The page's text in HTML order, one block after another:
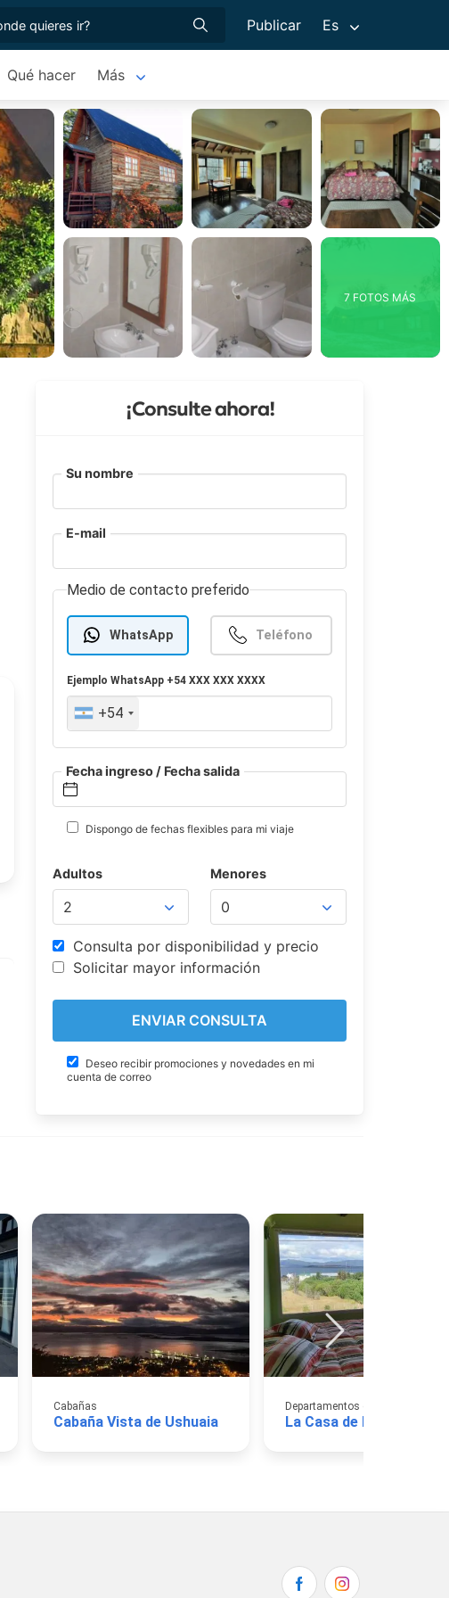
Publicar Es
Qué hacer Más
7 FOTOS MÁS
¡Consulte ahora!
Su nombre
E-mail
Medio de contacto preferido
WhatsApp Teléfono
EjemploWhatsApp +54 XXX XXX XXXX
+54
Fecha ingreso / Fecha salida
Dispongo de fechas flexibles para mi viaje
Adultos Menores
Consulta por disponibilidad y precio
Solicitar mayor información
Deseo recibir promociones y novedades en mi
cuenta de correo
Cabañas
Cabaña Vista de Ushuaia
Departamentos de Alquiler
La Casa de Pato